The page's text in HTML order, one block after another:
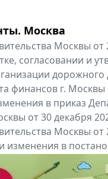
Москва
Москвы от
согласовании и
дорожного
финансов г.
в приказ
от 30 декабря
Москвы от
изменения в
от 26 июля 2011 г.